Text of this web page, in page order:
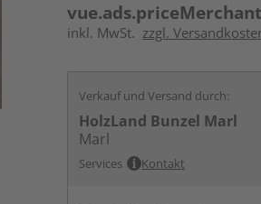
inkl. MwSt. zzgl.
Verkauf und Versand durch:
HolzLand Bunzel Marl
Marl
Services Kontakt